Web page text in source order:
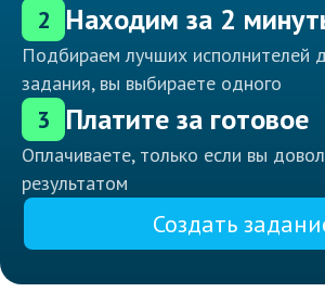
2 Находим за 2
Подбираем лучших исполнителей
задания, вы выбираете одного
3 Платите за готовое
Оплачиваете, только если вы
результатом
Создать